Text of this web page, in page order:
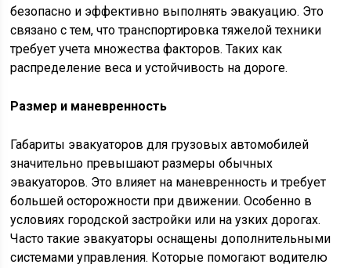
безопасно и эффективно выполнять эвакуацию. Это
связано с тем, что транспортировка тяжелой техники
требует учета множества факторов. Таких как
распределение веса и устойчивость на дороге.
Размер и маневренность
Габариты эвакуаторов для грузовых автомобилей
значительно превышают размеры обычных
эвакуаторов. Это влияет на маневренность и требует
большей осторожности при движении. Особенно в
условиях городской застройки или на узких дорогах.
Часто такие эвакуаторы оснащены дополнительными
системами управления. Которые помогают водителю